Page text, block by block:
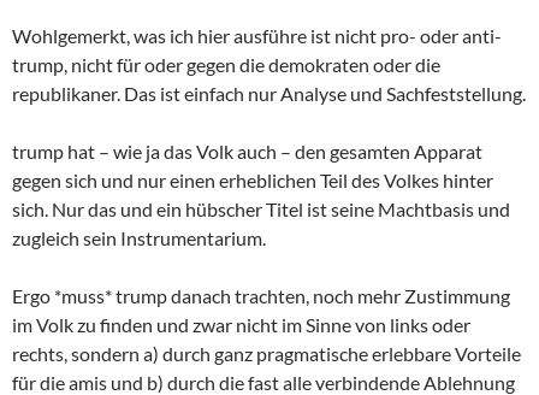
Wohlgemerkt, was ich hier ausführe ist nicht pro- oder anti-
trump, nicht für oder gegen die demokraten oder die
republikaner. Das ist einfach nur Analyse und Sachfeststellung.
trump hat – wie ja das Volk auch – den gesamten Apparat
gegen sich und nur einen erheblichen Teil des Volkes hinter
sich. Nur das und ein hübscher Titel ist seine Machtbasis und
zugleich sein Instrumentarium.
Ergo *muss* trump danach trachten, noch mehr Zustimmung
im Volk zu finden und zwar nicht im Sinne von links oder
rechts, sondern a) durch ganz pragmatische erlebbare Vorteile
für die amis und b) durch die fast alle verbindende Ablehnung